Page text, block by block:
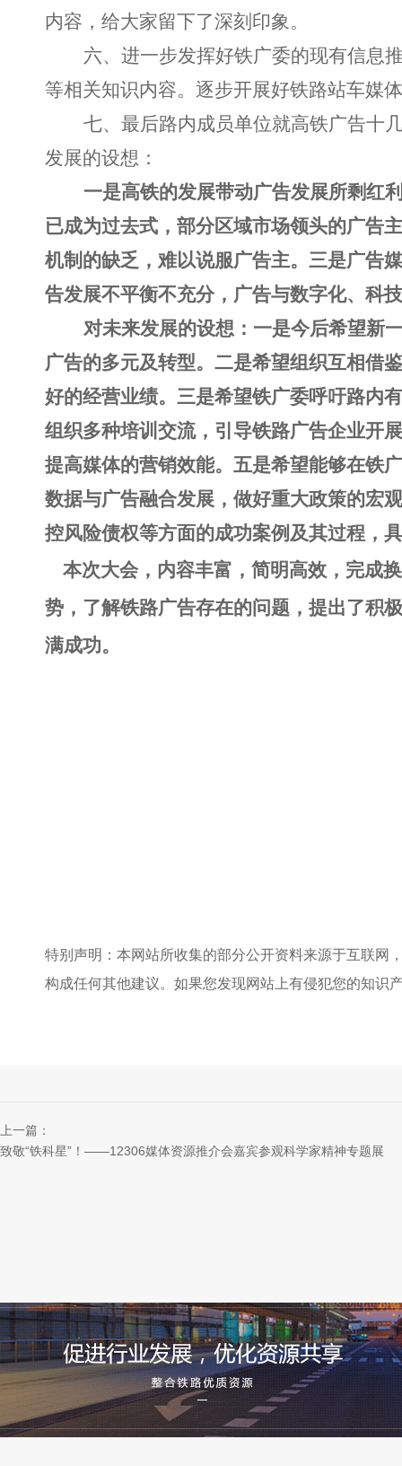
内容，给大家留下了深刻印象。
六、进一步发挥好铁广委的现有信息
等相关知识内容。逐步开展好铁路站车媒
七、最后路内成员单位就高铁广告十
发展的设想：
一是高铁的发展带动广告发展所剩红
已成为过去式，部分区域市场领头的广告
机制的缺乏，难以说服广告主。三是广告
告发展不平衡不充分，广告与数字化、科
对未来发展的设想：一是今后希望新
广告的多元及转型。二是希望组织互相借
好的经营业绩。三是希望铁广委呼吁路内
组织多种培训交流，引导铁路广告企业开
提高媒体的营销效能。五是希望能够在铁
数据与广告融合发展，做好重大政策的宏
控风险债权等方面的成功案例及其过程，
本次大会，内容丰富，简明高效，完成
势，了解铁路广告存在的问题，提出了积
满成功。
特别声明：本网站所收集的部分公开资料来源于互联网
构成任何其他建议。如果您发现网站上有侵犯您的知识
上一篇：
致敬“铁科星”！——12306媒体资源推介会嘉宾参观科学家精神专题展